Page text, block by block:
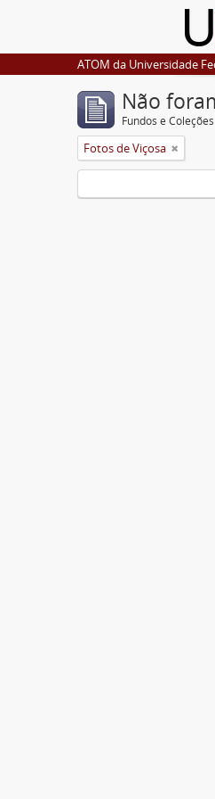
ATOM da Universidade
Não
Fundos e Coleções
Fotos de Viçosa